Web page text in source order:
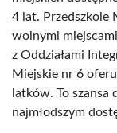
4 lat. Przedszkole
wolnymi
z Oddziałami
Miejskie nr 6
latków. To
najmłodszym